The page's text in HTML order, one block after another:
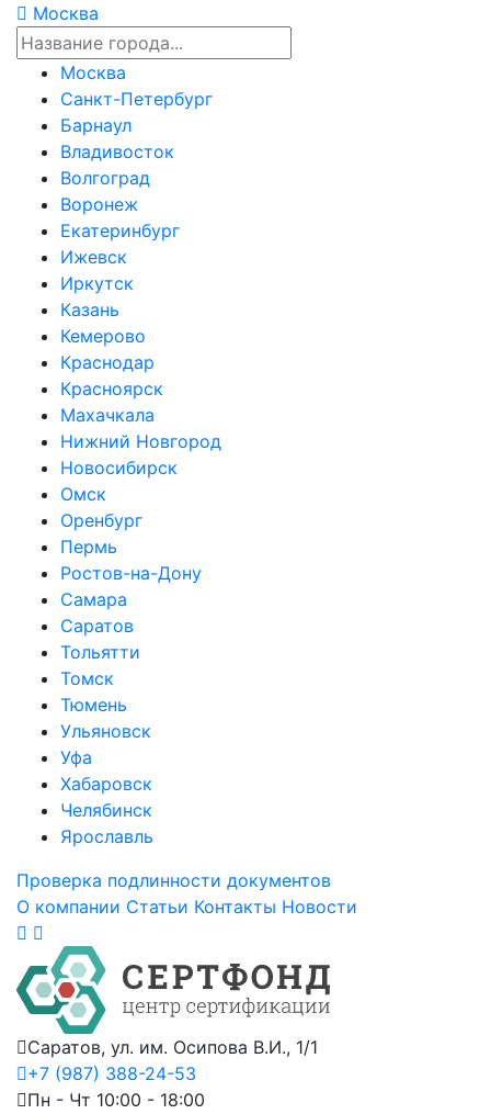
Москва
Москва
Санкт-Петербург
Барнаул
Владивосток
Волгоград
Воронеж
Екатеринбург
Ижевск
Иркутск
Казань
Кемерово
Краснодар
Красноярск
Махачкала
Нижний Новгород
Новосибирск
Омск
Оренбург
Пермь
Ростов-на-Дону
Самара
Саратов
Тольятти
Томск
Тюмень
Ульяновск
Уфа
Хабаровск
Челябинск
Ярославль
Проверка подлинности документов
О компании Статьи Контакты Новости
Саратов, ул. им. Осипова В.И., 1/1
+7 (987) 388-24-53
Пн - Чт 10:00 - 18:00